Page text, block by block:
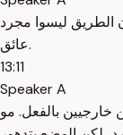
الطريق ليسوا مجرد
عائق.
13:11
Speaker A
خارجيين بالفعل. مو